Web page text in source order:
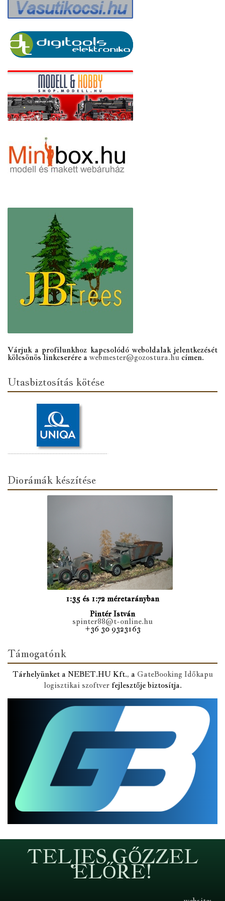
Várjuk a profilunkhoz kapcsolódó weboldalak jelentkezését
kölcsönös linkcserére a webmester@gozostura.hu címen.
Utasbiztosítás kötése
Diorámák készítése
1:35 és 1:72 méretarányban
Pintér István
spinter88@t-online.hu
+36 30 9323163
Támogatónk
Tárhelyünket a NEBET.HU Kft., a GateBooking Időkapu
logisztikai szoftverfejlesztője biztosítja.
TELJES GŐZZEL
ELŐRE!